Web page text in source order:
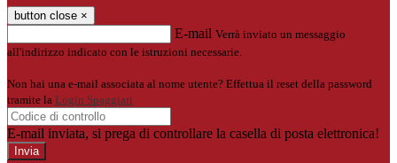
button close ×
E-mail Verrà inviato un messaggio
all'indirizzo indicato con le istruzioni necessarie.
Non hai una e-mail associata al nome utente? Effettua il reset della password
tramite la Login Spaggiari
E-mail inviata, si prega di controllare la casella di posta elettronica!